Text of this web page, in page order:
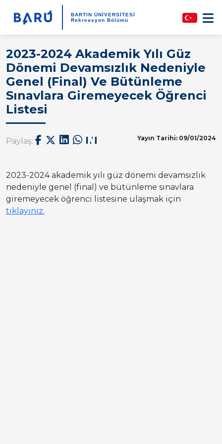
BARTIN ÜNİVERSİTESİ
Rekreasyon Bölümü
2023-2024 Akademik Yılı Güz
Dönemi Devamsızlık Nedeniyle
Genel (Final) Ve Bütünleme
Sınavlara Giremeyecek Öğrenci
Listesi
Paylaş: Yayın Tarihi: 09/01/2024
2023-2024 akademik yılı güz dönemi devamsızlık
nedeniyle genel (final) ve bütünleme sınavlara
giremeyecek öğrenci listesine ulaşmak için
tıklayınız.